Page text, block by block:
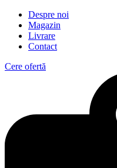
Despre noi
Magazin
Livrare
Contact
Cere ofertă